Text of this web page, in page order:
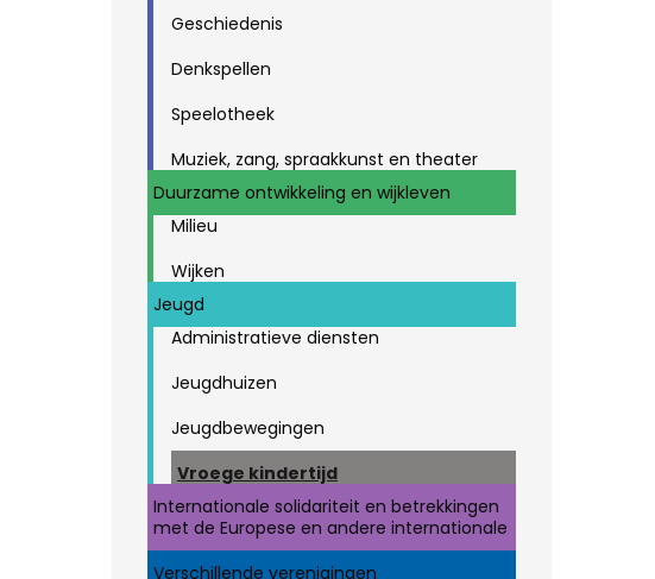
Geschiedenis
Denkspellen
Speelotheek
Muziek, zang, spraakkunst en theater
Duurzame ontwikkeling en wijkleven
Milieu
Wijken
Jeugd
Administratieve diensten
Jeugdhuizen
Jeugdbewegingen
Vroege kindertijd
Internationale solidariteit en betrekkingen
met de Europese en andere internationale
Verschillende verenigingen